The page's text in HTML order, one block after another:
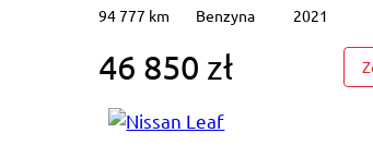
94 777 km Benzyna 2021
46 850 zł